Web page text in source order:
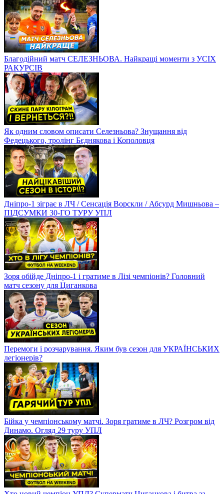
Благодійний матч СЕЛЕЗНЬОВА. Найкращі моменти з УСІХ
РАКУРСІВ
Як одним словом описати Селезньова? Знущання від
Федецького, тролінг Бєднякова і Кополовця
Дніпро-1 зіграє в ЛЧ / Сенсація Ворскли / Абсурд Мишньова –
ПІДСУМКИ 30-ГО ТУРУ УПЛ
Зоря обійде Дніпро-1 і гратиме в Лізі чемпіонів? Головний
матч сезону для Циганкова
Перемоги і розчарування. Яким був сезон для УКРАЇНСЬКИХ
легіонерів?
Бійка у чемпіонському матчі. Зоря гратиме в ЛЧ? Розгром від
Динамо. Огляд 29 туру УПЛ